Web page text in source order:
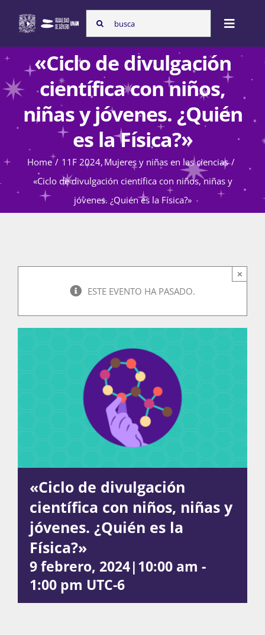
content
Search
for:
Toggle
Inicio
Nosotras
Programas
Atención de la violencia de género
La Boletina
Blog
Recursos
Súmate
Bienvenida generación 2027-1
«Ciclo de divulgación
científica con niños,
niñas y jóvenes. ¿Quién
es la Física?»
Home 11F 2024 Mujeres y niñas en las ciencias
«Ciclo de divulgación científica con niños, niñas y
jóvenes. ¿Quién es la Física?»
ESTE EVENTO HA PASADO.
×
«Ciclo de divulgación
científica con niños, niñas y
jóvenes. ¿Quién es la
Física?»
9 febrero, 2024|10:00 am -
1:00 pm UTC-6